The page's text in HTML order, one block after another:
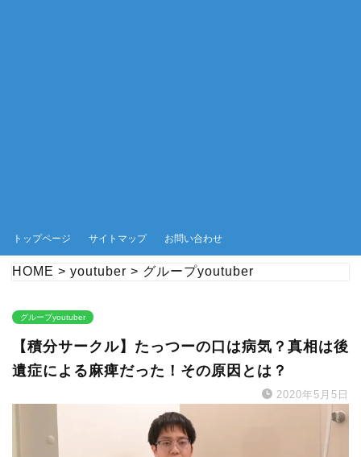
トップページ サイトマップ お問い合わせ
HOME > youtuber > グループyoutuber
グループyoutuber
【積分サークル】たっつーの口は病気？真相は後
遺症による麻痺だった！その原因とは？
2020年5月5日